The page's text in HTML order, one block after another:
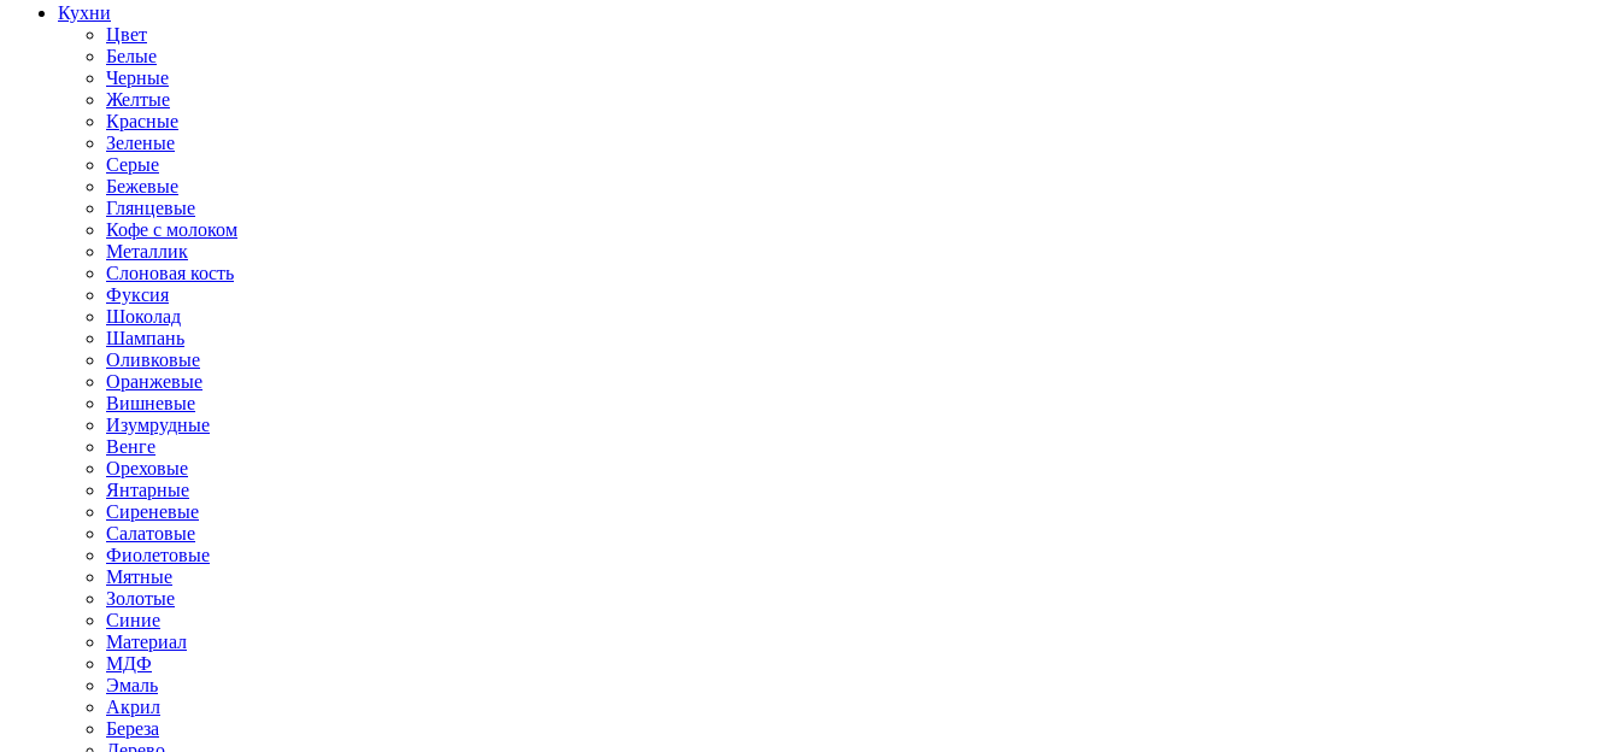
Кухни
Цвет
Белые
Черные
Желтые
Красные
Зеленые
Серые
Бежевые
Глянцевые
Кофе с молоком
Металлик
Слоновая кость
Фуксия
Шоколад
Шампань
Оливковые
Оранжевые
Вишневые
Изумрудные
Венге
Ореховые
Янтарные
Сиреневые
Салатовые
Фиолетовые
Мятные
Золотые
Синие
Материал
МДФ
Эмаль
Акрил
Береза